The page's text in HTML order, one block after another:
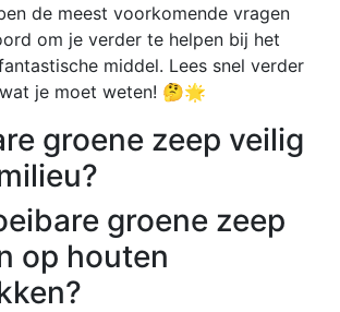
de meest voorkomende vragen
om je verder te helpen bij het
middel. Lees snel verder
je moet weten! 🤔🌟
groene zeep veilig
groene zeep
op houten